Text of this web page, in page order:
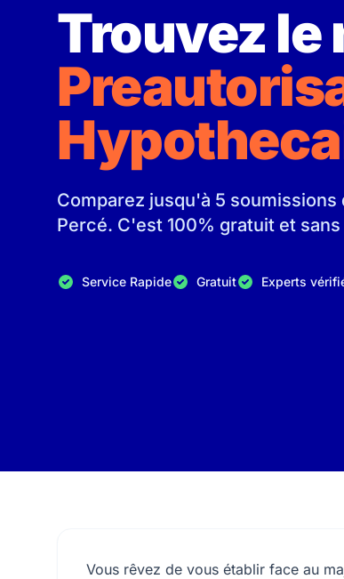
Trouvez le
Comparez jusqu'à 5
Percé. C'est 100% gratuit et
Service Rapide Gratuit Experts
Vous rêvez de vous établir face au